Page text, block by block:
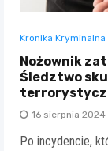
Kronika Kryminalna
Nożownik
Śledztwo
16 sierpnia 2024
Po incydencie,